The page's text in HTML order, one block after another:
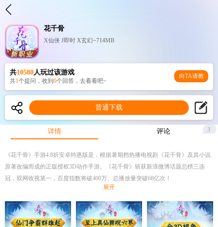
花千骨
X仙侠 J即时 X玄幻~714MB
共10580人玩过该游戏
共1个提问，收到 0个回答，去看看吧~
向TA请教
普通下载
详情 评论 3
《花千骨》手游4.8折安卓特惠版是，根据暑期档热播电视剧《花千骨》及其小说
原著改编而成的正版授权3D动作手游。《花千骨》斩获新浪微博话题总榜三连
冠，双网收视第一，百度指数将破400万、总播放量突破68亿次！
展开